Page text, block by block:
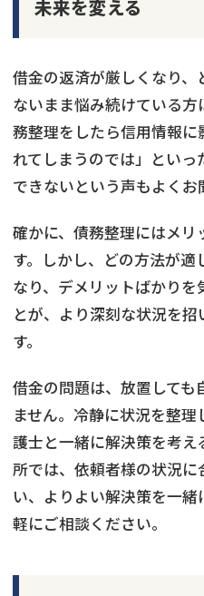
未来を変える
借金の返済が厳しくなり
ないまま悩み続けている
務整理をしたら信用情報
れてしまうのでは」とい
できないという声もよくお
確かに、債務整理にはメ
す。しかし、どの方法が適
なり、デメリットばかり
とが、より深刻な状況を
す。
借金の問題は、放置しても
ません。冷静に状況を整
護士と一緒に解決策を考え
所では、依頼者様の状況
い、よりよい解決策を一
軽にご相談ください。